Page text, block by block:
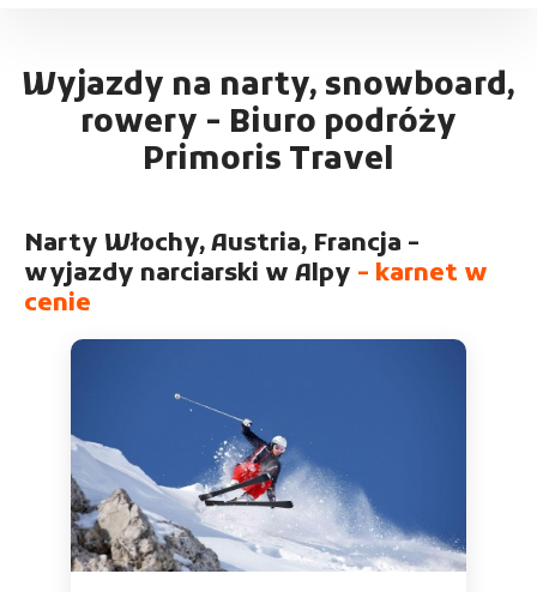
Wyjazdy na narty, snowboard,
rowery - Biuro podróży
Primoris Travel
Narty Włochy, Austria, Francja -
wyjazdy narciarski w Alpy - karnet w
cenie